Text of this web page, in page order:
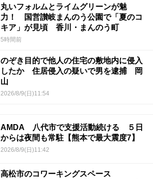
丸いフォルムとライムグリーンが魅
力！ 国営讃岐まんのう公園で「夏のコ
キア」が見頃 香川・まんのう町
5時間前
のぞき目的で他人の住宅の敷地内に侵入
したか 住居侵入の疑いで男を逮捕 岡
山
2026/8/9(日)11:54
AMDA 八代市で支援活動続ける ５日
からは夜間も常駐【熊本で最大震度7】
2026/8/9(日)11:42
高松市のコワーキングスペース